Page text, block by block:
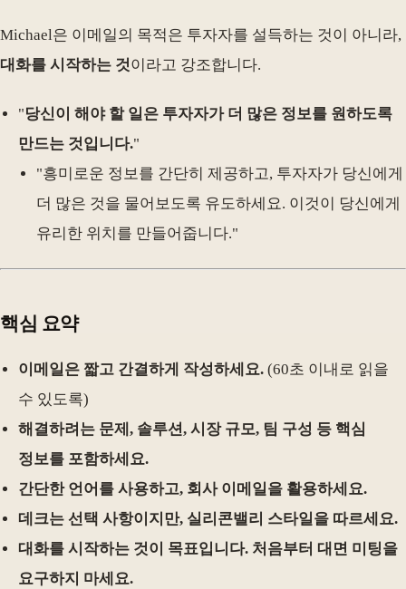
Michael은 이메일의 목적은 투자자를 설득하는 것이 아니라,
대화를 시작하는 것이라고 강조합니다.
"당신이 해야 할 일은 투자자가 더 많은 정보를 원하도록
만드는 것입니다."
"흥미로운 정보를 간단히 제공하고, 투자자가 당신에게
더 많은 것을 물어보도록 유도하세요. 이것이 당신에게
유리한 위치를 만들어줍니다."
핵심 요약
이메일은 짧고 간결하게 작성하세요. (60초 이내로 읽을
수 있도록)
해결하려는 문제, 솔루션, 시장 규모, 팀 구성 등 핵심
정보를 포함하세요.
간단한 언어를 사용하고, 회사 이메일을 활용하세요.
데크는 선택 사항이지만, 실리콘밸리 스타일을 따르세요.
대화를 시작하는 것이 목표입니다. 처음부터 대면 미팅을
요구하지 마세요.